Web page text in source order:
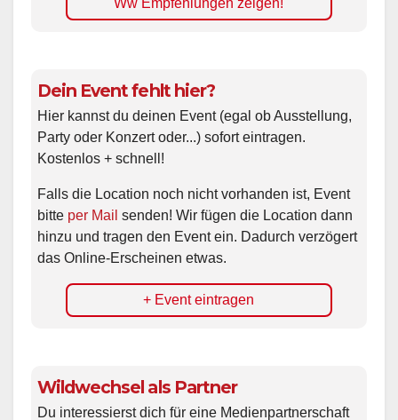
Dein Event fehlt hier?
Hier kannst du deinen Event (egal ob Ausstellung,
Party oder Konzert oder...) sofort eintragen.
Kostenlos + schnell!
Falls die Location noch nicht vorhanden ist, Event
bitte per Mail senden! Wir fügen die Location dann
hinzu und tragen den Event ein. Dadurch verzögert
das Online-Erscheinen etwas.
+ Event eintragen
Wildwechsel als Partner
Du interessierst dich für eine Medienpartnerschaft